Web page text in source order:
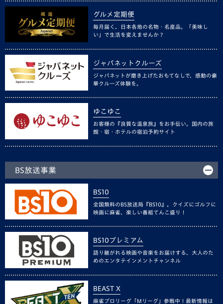
グルメ定期便
毎月届く、日本各地の名物・名産品。「美味し
い」で生活を変えませんか？
ジャパネットクルーズ
ジャパネットが磨き上げたおもてなしで、感動の豪
華クルーズ体験を。
ゆこゆこ
お客様の『良質な温泉旅』をお手伝い。国内の旅
館・宿・ホテルの宿泊予約サイト
BS放送事業
BS10
全国無料のBS放送局『BS10』。クイズにゴルフに
映画に麻雀、楽しい番組てんこ盛り！
BS10プレミアム
語り継がれる映画や音楽をお届けする、大人のた
めのエンタテインメントチャンネル
BEAST X
麻雀プロリーグ「Mリーグ」参戦中！最新情報は